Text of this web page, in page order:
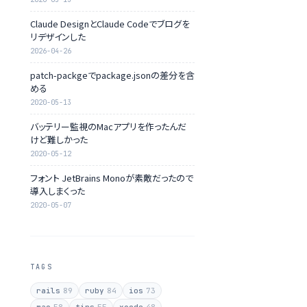
Claude DesignとClaude Codeでブログを
リデザインした
2026-04-26
patch-packgeでpackage.jsonの差分を含
める
2020-05-13
バッテリー監視のMacアプリを作ったんだ
けど難しかった
2020-05-12
フォント JetBrains Monoが素敵だったので
導入しまくった
2020-05-07
TAGS
rails 89 ruby 84 ios 73